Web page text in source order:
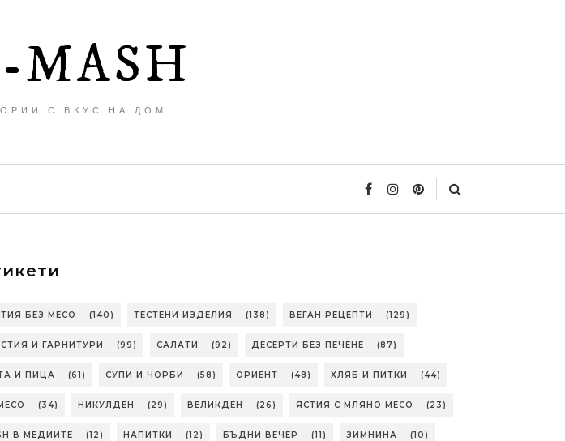
С ВКУС НА ДОМ
БЕЗ МЕСО (140) ТЕСТЕНИ ИЗДЕЛИЯ (138) ВЕГАН РЕЦЕПТИ (129)
И ГАРНИТУРИ (99) САЛАТИ (92) ДЕСЕРТИ БЕЗ ПЕЧЕНЕ (87)
И ПИЦА (61) СУПИ И ЧОРБИ (58) ОРИЕНТ (48) ХЛЯБ И ПИТКИ (44)
(34) НИКУЛДЕН (29) ВЕЛИКДЕН (26) ЯСТИЯ С МЛЯНО МЕСО (23)
В МЕДИИТЕ (12) НАПИТКИ (12) БЪДНИ ВЕЧЕР (11) ЗИМНИНА (10)